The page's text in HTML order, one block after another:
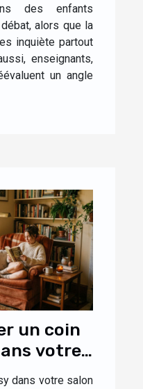
des enfants
alors que la
inquiète partout
enseignants,
un angle
un coin
votre
dans votre salon